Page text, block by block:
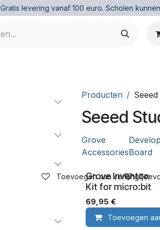
Gratis levering vanaf 100 euro. Scholen
Producten
Seeed
Grove
AccessoriesBoard
Grove Inventor
Kit for micro:bit
69,95 €
Toevoegen
Toevoegen aan verlanglijst